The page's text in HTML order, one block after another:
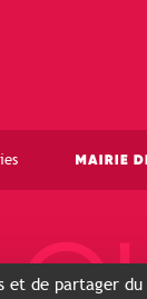
de partager